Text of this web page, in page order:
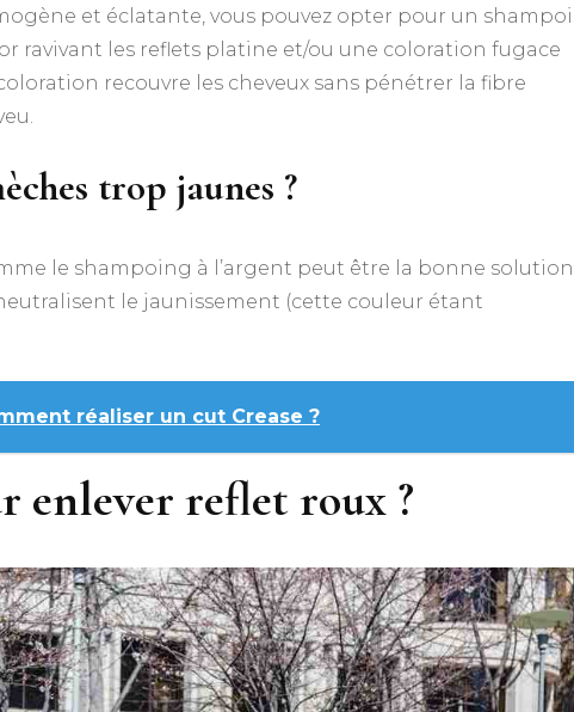
et éclatante, vous pouvez opter pour un
ravivant les reflets platine et/ou une coloration fugace
recouvre les cheveux sans pénétrer la fibre
trop jaunes ?
le shampoing à l’argent peut être la bonne solution.
le jaunissement (cette couleur étant
réaliser un cut Crease ?
enlever reflet roux ?